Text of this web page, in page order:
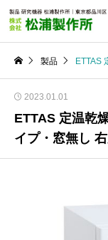
製品 ETTAS
2023.01.01
ETTAS 定温乾
イプ・窓無し